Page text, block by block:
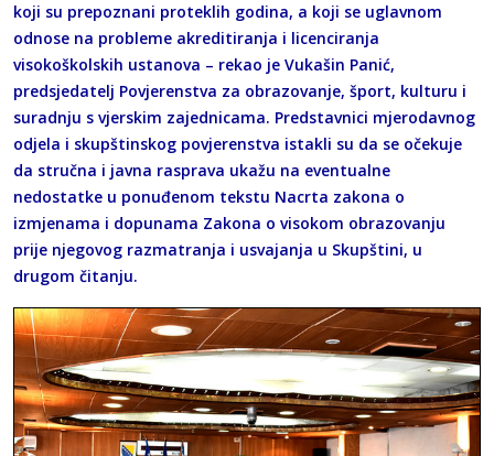
koji su prepoznani proteklih godina, a koji se uglavnom
odnose na probleme akreditiranja i licenciranja
visokoškolskih ustanova – rekao je Vukašin Panić,
predsjedatelj Povjerenstva za obrazovanje, šport, kulturu i
suradnju s vjerskim zajednicama. Predstavnici mjerodavnog
odjela i skupštinskog povjerenstva istakli su da se očekuje
da stručna i javna rasprava ukažu na eventualne
nedostatke u ponuđenom tekstu Nacrta zakona o
izmjenama i dopunama Zakona o visokom obrazovanju
prije njegovog razmatranja i usvajanja u Skupštini, u
drugom čitanju.